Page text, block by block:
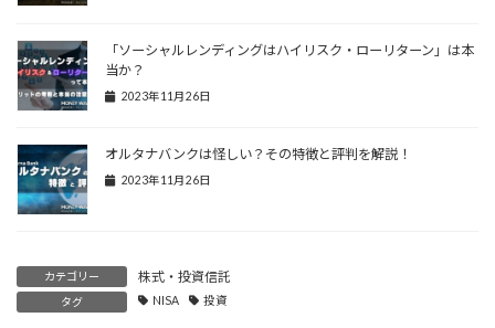
「ソーシャルレンディングはハイリスク・ローリターン」は本
当か？
2023年11月26日
オルタナバンクは怪しい？その特徴と評判を解説！
2023年11月26日
カテゴリー 株式・投資信託
タグ NISA 投資